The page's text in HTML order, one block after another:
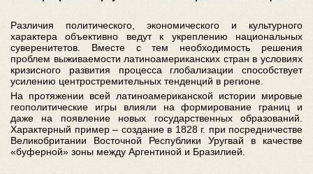
Различия политического, экономического и культурного
характера объективно ведут к укреплению национальных
суверенитетов. Вместе с тем необходимость решения
проблем выживаемости латиноамериканских стран в условиях
кризисного развития процесса глобализации способствует
усилению центростремительных тенденций в регионе.
На протяжении всей латиноамериканской истории мировые
геополитические игры влияли на формирование границ и
даже на появление новых государственных образований.
Характерный пример – создание в 1828 г. при посредничестве
Великобритании Восточной Республики Уругвай в качестве
«буферной» зоны между Аргентиной и Бразилией.